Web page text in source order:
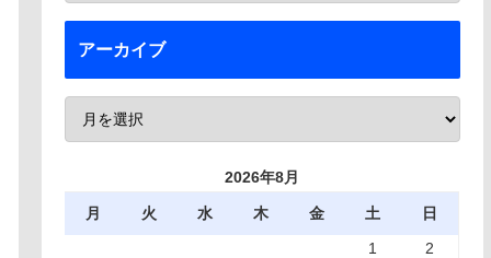
アーカイブ
2026年8月
月 火 水 木 金 土
日
1
2